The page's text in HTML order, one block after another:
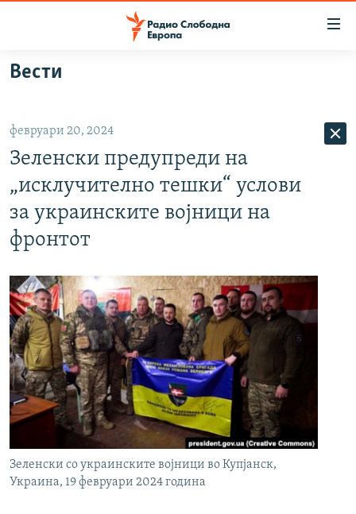
Оди
на
Оди
на
главната
навигација
на
пребарување
ВИЗУЕЛНО
ШТО ТРЕБА ДА ЗНАЕТЕ
ПРИЈАВИ СЕ ЗА ЊУЗЛЕТЕР
ПОДКАСТ ЗОШТО?
СЛЕДЕТЕ НЕ
РСЕ веб страници
Вести
февруари 20, 2024
Зеленски предупреди на
„исклучително тешки“ услови
за украинските војници на
фронтот
Зеленски со украинските војници во Купјанск,
Украина, 19 февруари 2024 година